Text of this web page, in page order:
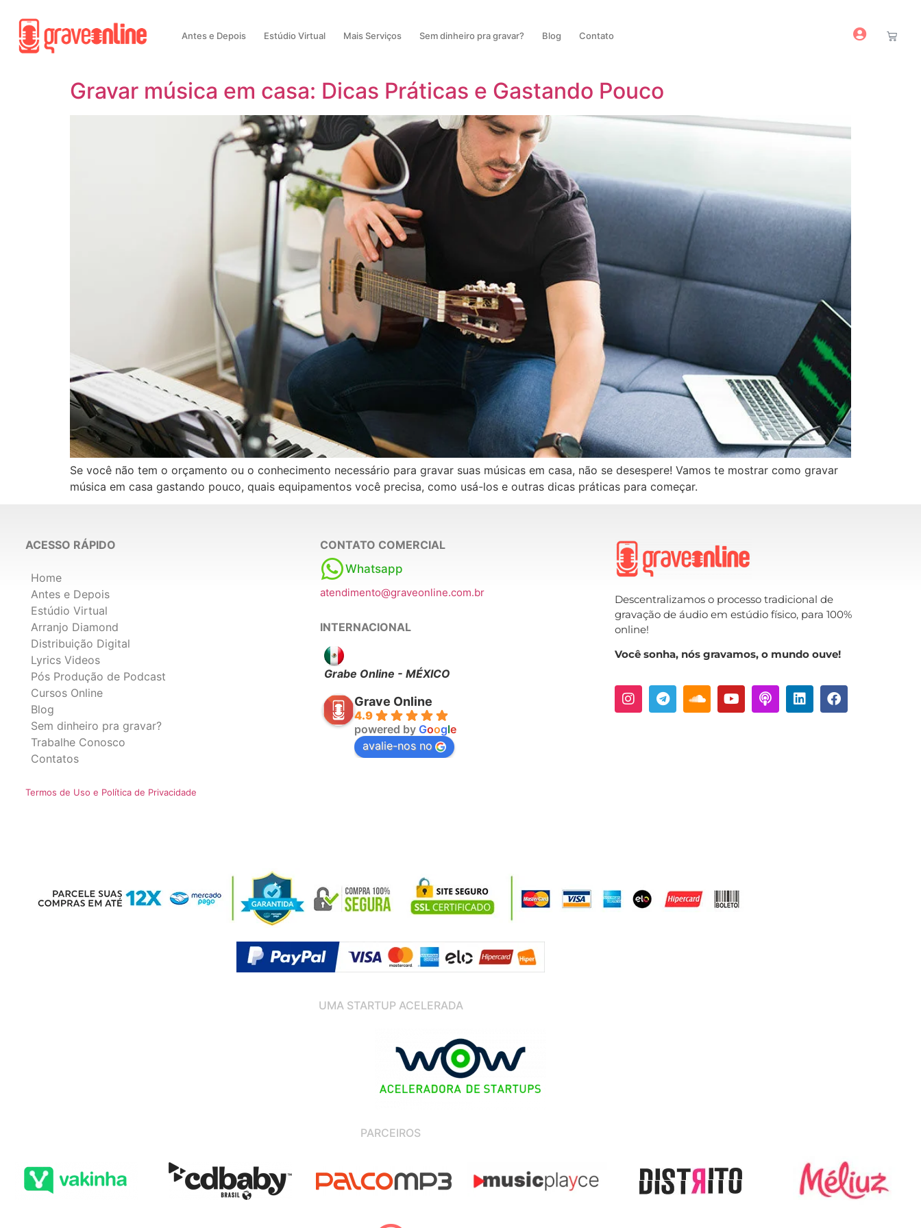
Antes e Depois Estúdio Virtual Mais Serviços Sem dinheiro pra gravar? Blog Contato
Gravar música em casa: Dicas Práticas e Gastando Pouco
Se você não tem o orçamento ou o conhecimento necessário para gravar suas músicas em casa, não se desespere! Vamos te mostrar como gravar
música em casa gastando pouco, quais equipamentos você precisa, como usá-los e outras dicas práticas para começar.
ACESSO RÁPIDO
Home
Antes e Depois
Estúdio Virtual
Arranjo Diamond
Distribuição Digital
Lyrics Videos
Pós Produção de Podcast
Cursos Online
Blog
Sem dinheiro pra gravar?
Trabalhe Conosco
Contatos
Termos de Uso e Política de Privacidade
CONTATO COMERCIAL
Whatsapp
atendimento@graveonline.com.br
INTERNACIONAL
Grabe Online - MÉXICO
Grave Online
4.9
powered by Google
avalie-nos no
Descentralizamos o processo tradicional de
gravação de áudio em estúdio físico, para 100%
online!
Você sonha, nós gravamos, o mundo ouve!
UMA STARTUP ACELERADA
PARCEIROS